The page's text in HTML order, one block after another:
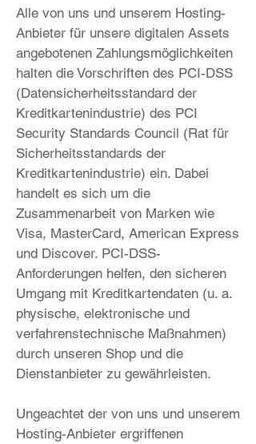
Alle von uns und unserem Hosting-
Anbieter für unsere digitalen Assets
angebotenen Zahlungsmöglichkeiten
halten die Vorschriften des PCI-DSS
(Datensicherheitsstandard der
Kreditkartenindustrie) des PCI
Security Standards Council (Rat für
Sicherheitsstandards der
Kreditkartenindustrie) ein. Dabei
handelt es sich um die
Zusammenarbeit von Marken wie
Visa, MasterCard, American Express
und Discover. PCI-DSS-
Anforderungen helfen, den sicheren
Umgang mit Kreditkartendaten (u. a.
physische, elektronische und
verfahrenstechnische Maßnahmen)
durch unseren Shop und die
Dienstanbieter zu gewährleisten.
Ungeachtet der von uns und unserem
Hosting-Anbieter ergriffenen